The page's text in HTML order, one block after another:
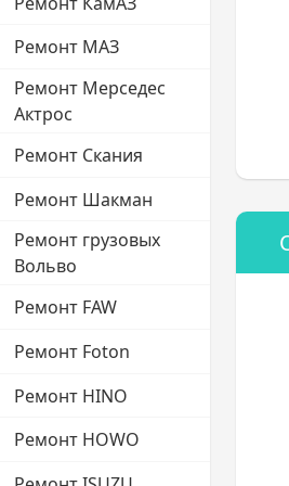
Ремонт МАЗ
Ремонт Мерседес
Актрос
Ремонт Скания
Ремонт Шакман
Ремонт грузовых
Вольво
Ремонт FAW
Ремонт Foton
Ремонт HINO
Ремонт HOWO